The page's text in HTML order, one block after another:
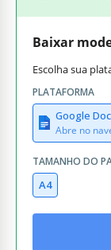
Baixar
Escolha sua
PLATAFORMA
Google
Abre no
TAMANHO DO
A4